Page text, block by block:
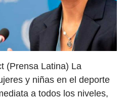
(Prensa Latina) La
y niñas en el deporte
a todos los niveles,